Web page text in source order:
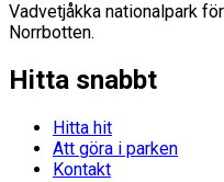
Vadvetjåkka nationalpark
Norrbotten.
Hitta snabbt
Hitta hit
Att göra i parken
Kontakt